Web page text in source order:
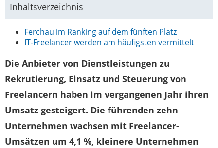
Inhaltsverzeichnis
Ferchau im Ranking auf dem fünften Platz
IT-Freelancer werden am häufigsten vermittelt
Die Anbieter von Dienstleistungen zu
Rekrutierung, Einsatz und Steuerung von
Freelancern haben im vergangenen Jahr ihren
Umsatz gesteigert. Die führenden zehn
Unternehmen wachsen mit Freelancer-
Umsätzen um 4,1 %, kleinere Unternehmen